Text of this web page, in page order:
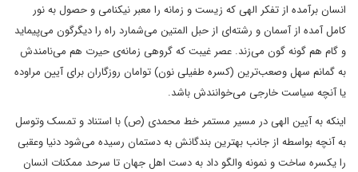
انسان برآمده از تفکر الهی که زیست و زمانه را معبر نیکنامی و حصول به نور
کامل آمده از آسمان و رشته‌ای از حبل المتین می‌شمارد راه را دیگرگون می‌پیماید
و گام هم گونه گون می‌زند. عصر غیبت که گروهی زمانه‌ی حیرت هم می‌نامندش
به گمانم سهل وصعب‌ترین (کسره طفیلی نون) توامان روزگاران برای آیین مراوده
یا آنچه سیاست خارجی می‌خوانندش باشد.
اینکه به آیین الهی در مسیر مستمر خط محمدی (ص) با استناد و تمسک وتوسل
به آنچه بواسطه از جانب بهترین بندگانش به دستمان رسیده می‌شود دنیا وعقبی
را یکسره ساخت و نمونه والگو داد به دست اهل جهان تا سرحد ممکنات انسان